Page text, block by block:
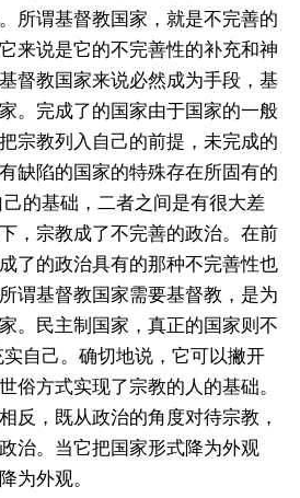
所谓基督教国家，就是不完善的
来说是它的不完善性的补充和神
督教国家来说必然成为手段，基
。完成了的国家由于国家的一般
宗教列入自己的前提，未完成的
缺陷的国家的特殊存在所固有的
的基础，二者之间是有很大差
，宗教成了不完善的政治。在前
了的政治具有的那种不完善性也
谓基督教国家需要基督教，是为
。民主制国家，真正的国家则不
自己。确切地说，它可以撇开
俗方式实现了宗教的人的基础。
反，既从政治的角度对待宗教，
治。当它把国家形式降为外观
为外观。